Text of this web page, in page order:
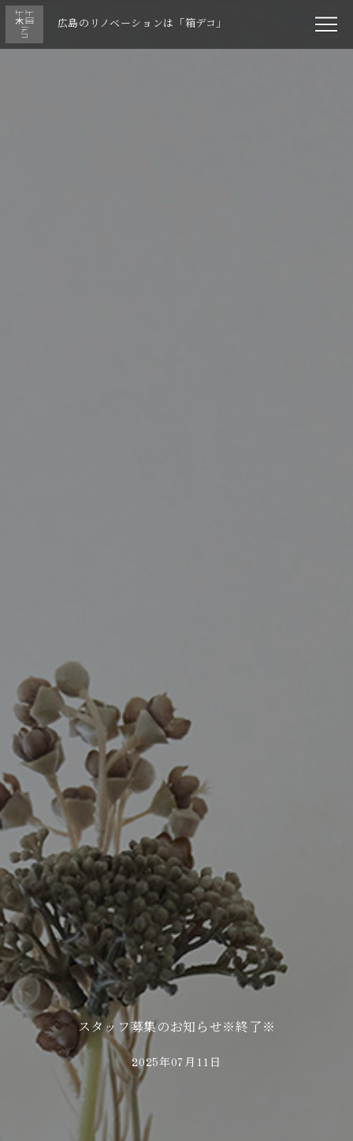
広島のリノベーションは「箱デコ」
スタッフ募集のお知らせ※終了※
2025年07月11日